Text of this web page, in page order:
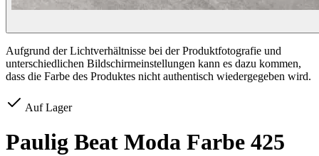
Aufgrund der Lichtverhältnisse bei der Produktfotografie und
unterschiedlichen Bildschirmeinstellungen kann es dazu kommen,
dass die Farbe des Produktes nicht authentisch wiedergegeben wird.
Auf Lager
Paulig Beat Moda Farbe 425